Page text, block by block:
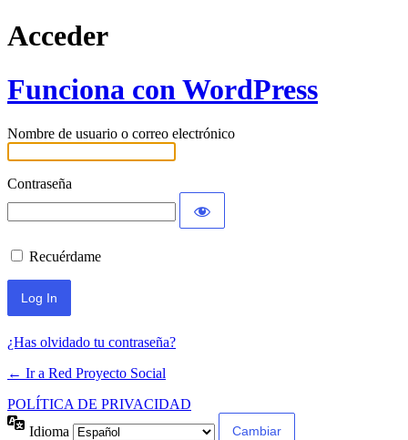
Acceder
Funciona con WordPress
Nombre de usuario o correo electrónico
Contraseña
Recuérdame
¿Has olvidado tu contraseña?
← Ir a Red Proyecto Social
POLÍTICA DE PRIVACIDAD
Idioma